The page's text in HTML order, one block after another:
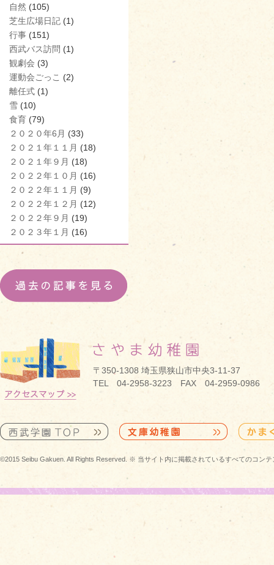
自然 (105)
芝生広場日記 (1)
行事 (151)
西武バス訪問 (1)
観劇会 (3)
運動会ごっこ (2)
離任式 (1)
雪 (10)
食育 (79)
２０２０年6月 (33)
２０２１年１１月 (18)
２０２１年９月 (18)
２０２２年１０月 (16)
２０２２年１１月 (9)
２０２２年１２月 (12)
２０２２年９月 (19)
２０２３年１月 (16)
〒350-1308 埼玉県狭山市中央3-11-37
TEL 04-2958-3223 FAX 04-2959-0986
©2015 Seibu Gakuen. All Rights Reserved. ※ 当サイト内に掲載されているすべてのコン